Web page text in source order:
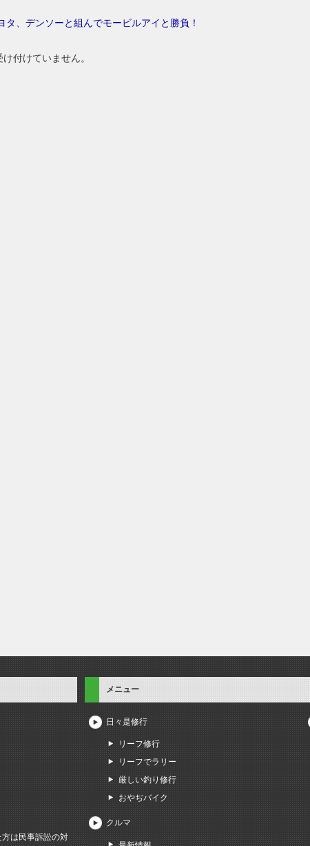
タ、デンソーと組んでモービルアイと勝負！
付けていません。
は民事訴訟の対
メニュー
日々是修行
リーフ修行
リーフでラリー
厳しい釣り修行
おやぢバイク
クルマ